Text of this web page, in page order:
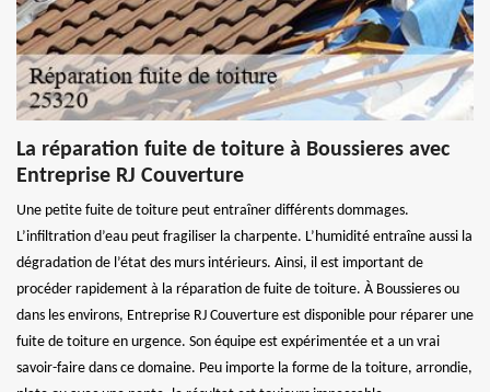
La réparation fuite de toiture à Boussieres avec
Entreprise RJ Couverture
Une petite fuite de toiture peut entraîner différents dommages.
L’infiltration d’eau peut fragiliser la charpente. L’humidité entraîne aussi la
dégradation de l’état des murs intérieurs. Ainsi, il est important de
procéder rapidement à la réparation de fuite de toiture. À Boussieres ou
dans les environs, Entreprise RJ Couverture est disponible pour réparer une
fuite de toiture en urgence. Son équipe est expérimentée et a un vrai
savoir-faire dans ce domaine. Peu importe la forme de la toiture, arrondie,